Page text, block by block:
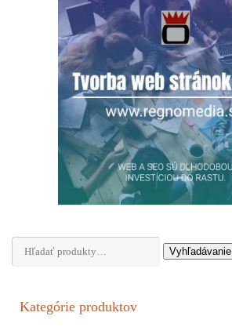
Hľadať: Vyhľadávanie
Kategórie produktov